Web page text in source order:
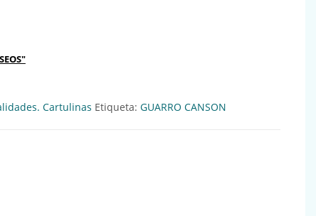
CIELO (x25) Ref:701033 cantidad
Cartulinas Etiqueta: GUARRO CANSON